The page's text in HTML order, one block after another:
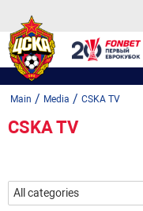
Main / Media / CSKA TV
CSKA TV
All categories